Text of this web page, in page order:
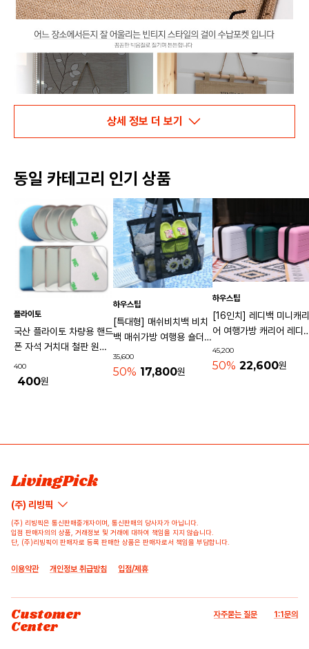
상세 정보 더 보기
동일 카테고리 인기 상품
플라이토
국산 플라이토 차량용 핸드
폰 자석 거치대 철판 원형
사각 40mm
400
400원
하우스팁
[특대형] 매쉬비치백 비치
백 매쉬가방 여행용 숄더백
물놀이가방 수영가방 물빠
지는가방
35,600
50% 17,800원
하우스팁
[16인치] 레디백 미니캐리
어 여행가방 캐리어 레디
기내용가방
45,200
50% 22,600원
LivingPick
(주) 리빙픽
(주) 리빙픽은 통신판매중개자이며, 통신판매의 당사자가 아닙니다.
입점 판매자의의 상품, 거래정보 및 거래에 대하여 책임을 지지 않습니다.
단, (주)리빙픽이 판매자로 등록 판매한 상품은 판매자로서 책임을 부담합니다.
이용약관 개인정보 취급방침 입점/제휴
Customer
Center
자주묻는 질문 1:1문의